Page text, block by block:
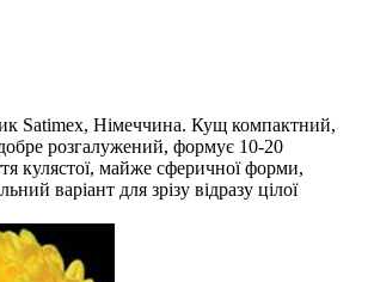
Satimex, Німеччина. Кущ компактний,
розгалужений, формує 10-20
кулястої, майже сферичної форми,
варіант для зрізу відразу цілої